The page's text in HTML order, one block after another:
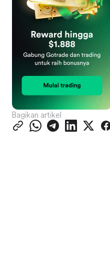
Bagikan artikel